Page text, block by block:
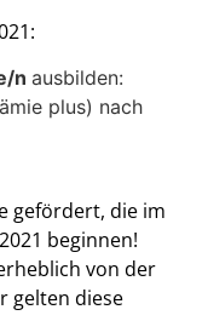
n ausbilden:
plus) nach
gefördert, die im
beginnen!
von der
gelten diese